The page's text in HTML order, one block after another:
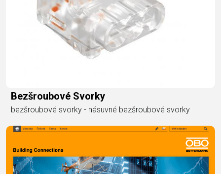
Bezšroubové Svorky
bezšroubové svorky - násuvné bezšroubové svorky